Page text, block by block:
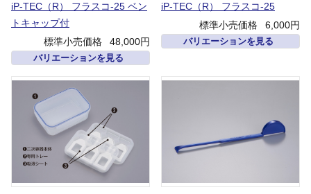
iP-TEC（R） フラスコ-25 ベン
トキャップ付
標準小売価格
48,000円
バリエーションを見る
iP-TEC（R） フラスコ-25
標準小売価格
6,000円
バリエーションを見る